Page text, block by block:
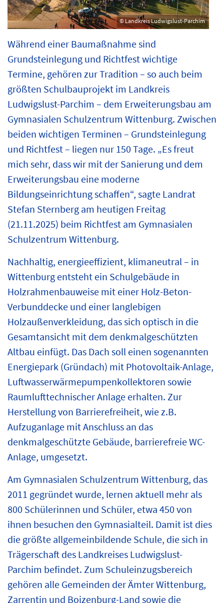
© Landkreis Ludwigslust-Parchim
Während einer Baumaßnahme sind
Grundsteinlegung und Richtfest wichtige
Termine, gehören zur Tradition – so auch beim
größten Schulbauprojekt im Landkreis
Ludwigslust-Parchim – dem Erweiterungsbau am
Gymnasialen Schulzentrum Wittenburg. Zwischen
beiden wichtigen Terminen – Grundsteinlegung
und Richtfest – liegen nur 150 Tage. „Es freut
mich sehr, dass wir mit der Sanierung und dem
Erweiterungsbau eine moderne
Bildungseinrichtung schaffen“, sagte Landrat
Stefan Sternberg am heutigen Freitag
(21.11.2025) beim Richtfest am Gymnasialen
Schulzentrum Wittenburg.
Nachhaltig, energieeffizient, klimaneutral – in
Wittenburg entsteht ein Schulgebäude in
Holzrahmenbauweise mit einer Holz-Beton-
Verbunddecke und einer langlebigen
Holzaußenverkleidung, das sich optisch in die
Gesamtansicht mit dem denkmalgeschützten
Altbau einfügt. Das Dach soll einen sogenannten
Energiepark (Gründach) mit Photovoltaik-Anlage,
Luftwasserwärmepumpenkollektoren sowie
Raumlufttechnischer Anlage erhalten. Zur
Herstellung von Barrierefreiheit, wie z.B.
Aufzuganlage mit Anschluss an das
denkmalgeschützte Gebäude, barrierefreie WC-
Anlage, umgesetzt.
Am Gymnasialen Schulzentrum Wittenburg, das
2011 gegründet wurde, lernen aktuell mehr als
800 Schülerinnen und Schüler, etwa 450 von
ihnen besuchen den Gymnasialteil. Damit ist dies
die größte allgemeinbildende Schule, die sich in
Trägerschaft des Landkreises Ludwigslust-
Parchim befindet. Zum Schuleinzugsbereich
gehören alle Gemeinden der Ämter Wittenburg,
Zarrentin und Boizenburg-Land sowie die